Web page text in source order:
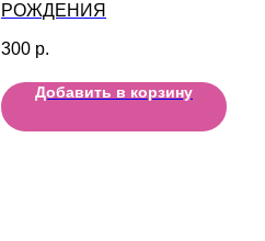
РОЖДЕНИЯ
300 р.
Добавить в корзину